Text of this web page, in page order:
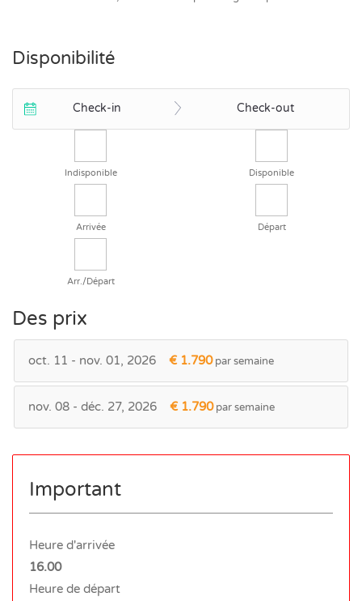
Disponibilité
Check-in Check-out
Indisponible Disponible
Arrivée Départ
Arr./Départ
Des prix
oct. 11 - nov. 01, 2026 € 1.790par semaine
nov. 08 - déc. 27, 2026 € 1.790par semaine
Important
Heure d'arrivée
16.00
Heure de départ